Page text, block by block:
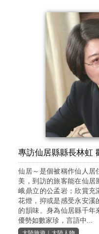
專訪仙居縣縣長林虹
仙居～是個被稱作仙人居
美，到訪的旅客能在仙居
峨鼎立的公孟岩；欣賞充
花燈，抑或是感受永安溪
的韻味。身為仙居縣千年
優勢如數家珍，言語中...